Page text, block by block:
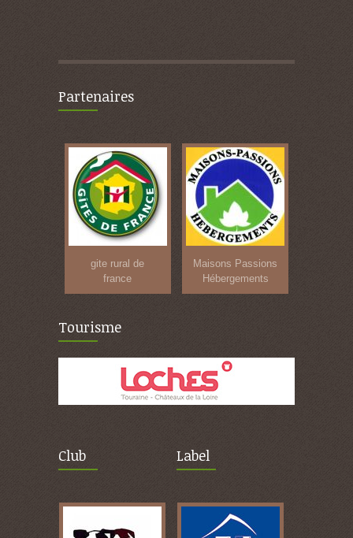
Partenaires
gite rural de
france
Maisons Passions
Hébergements
Tourisme
Club Label